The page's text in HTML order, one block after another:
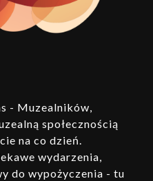
- Muzealników,
społecznością
na co dzień.
wydarzenia,
do wypożyczenia - tu